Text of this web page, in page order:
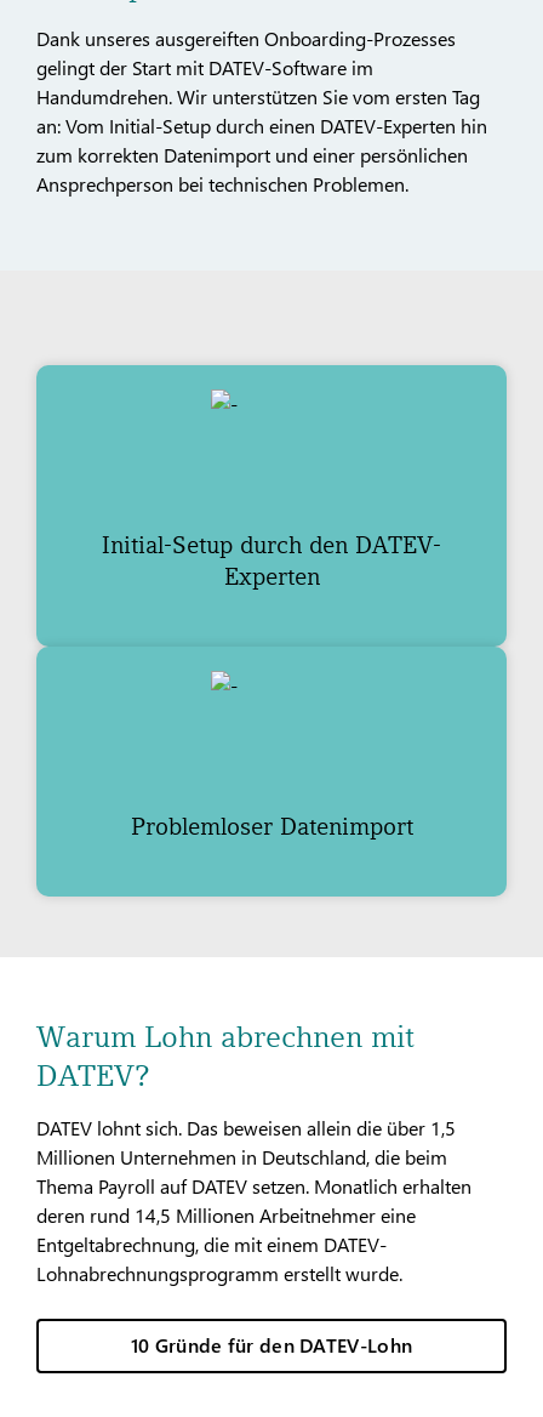
Dank unseres ausgereiften Onboarding-Prozesses
gelingt der Start mit DATEV-Software im
Handumdrehen. Wir unterstützen Sie vom ersten Tag
an: Vom Initial-Setup durch einen DATEV-Experten hin
zum korrekten Datenimport und einer persönlichen
Ansprechperson bei technischen Problemen.
Initial-Setup durch den DATEV-
Experten
Problemloser Datenimport
Warum Lohn abrechnen mit
DATEV?
DATEV lohnt sich. Das beweisen allein die über 1,5
Millionen Unternehmen in Deutschland, die beim
Thema Payroll auf DATEV setzen. Monatlich erhalten
deren rund 14,5 Millionen Arbeitnehmer eine
Entgeltabrechnung, die mit einem DATEV-
Lohnabrechnungsprogramm erstellt wurde.
10 Gründe für den DATEV-Lohn